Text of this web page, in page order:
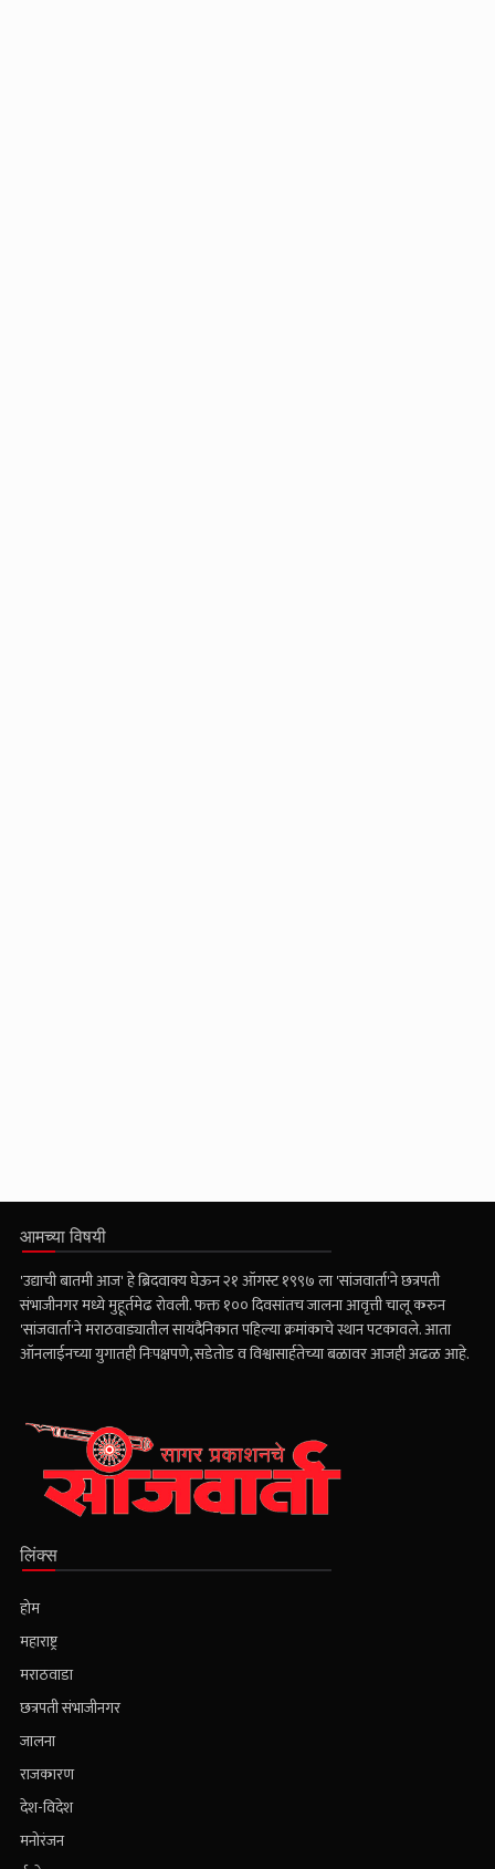
आमच्या विषयी
'उद्याची बातमी आज' हे ब्रिदवाक्य घेऊन २१ ऑगस्ट १९९७ ला 'सांजवार्ता'ने छत्रपती
संभाजीनगर मध्ये मुहूर्तमेढ रोवली. फक्त १०० दिवसांतच जालना आवृत्ती चालू करुन
'सांजवार्ता'ने मराठवाड्यातील सायंदैनिकात पहिल्या क्रमांकाचे स्थान पटकावले. आता
ऑनलाईनच्या युगातही निःपक्षपणे, सडेतोड व विश्वासार्हतेच्या बळावर आजही अढळ आहे.
लिंक्स
होम
महाराष्ट्र
मराठवाडा
छत्रपती संभाजीनगर
जालना
राजकारण
देश-विदेश
मनोरंजन